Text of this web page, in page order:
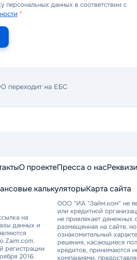
персональных данных в соответствии с
*
переходит на ЕБС
О проектеПресса о нас
калькуляторыКарта сайта
на
данных и
Zaim.com.
регистрации
2016.
ООО "ИА "Займ.ком" не
или кредитной
не привлекает денежных
размещенная на сайте,
ознакомительный
решения, касающиеся
кредитов, принимаются
компаниями,